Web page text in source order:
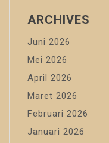
ARCHIVES
Juni 2026
Mei 2026
April 2026
Maret 2026
Februari 2026
Januari 2026